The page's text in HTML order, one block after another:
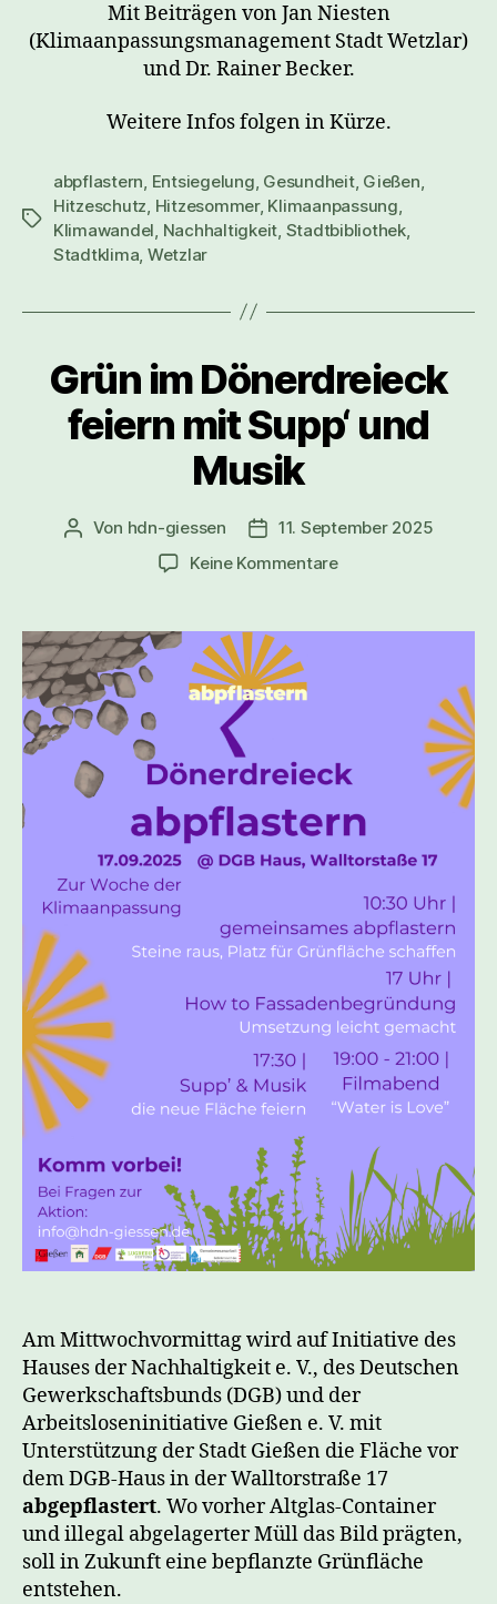
Mit Beiträgen von Jan Niesten
(Klimaanpassungsmanagement Stadt Wetzlar)
und Dr. Rainer Becker.
Weitere Infos folgen in Kürze.
abpflastern, Entsiegelung, Gesundheit, Gießen,
Hitzeschutz, Hitzesommer, Klimaanpassung,
Klimawandel, Nachhaltigkeit, Stadtbibliothek,
Stadtklima, Wetzlar
Grün im Dönerdreieck
feiern mit Supp‘ und
Musik
Von hdn-giessen
11. September 2025
Keine Kommentare
Am Mittwochvormittag wird auf Initiative des
Hauses der Nachhaltigkeit e. V., des Deutschen
Gewerkschaftsbunds (DGB) und der
Arbeitsloseninitiative Gießen e. V. mit
Unterstützung der Stadt Gießen die Fläche vor
dem DGB-Haus in der Walltorstraße 17
abgepflastert. Wo vorher Altglas-Container
und illegal abgelagerter Müll das Bild prägten,
soll in Zukunft eine bepflanzte Grünfläche
entstehen.